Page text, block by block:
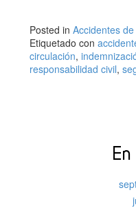
Posted inAccidentes
Etiquetado con
circulación,
responsabilidad civil,